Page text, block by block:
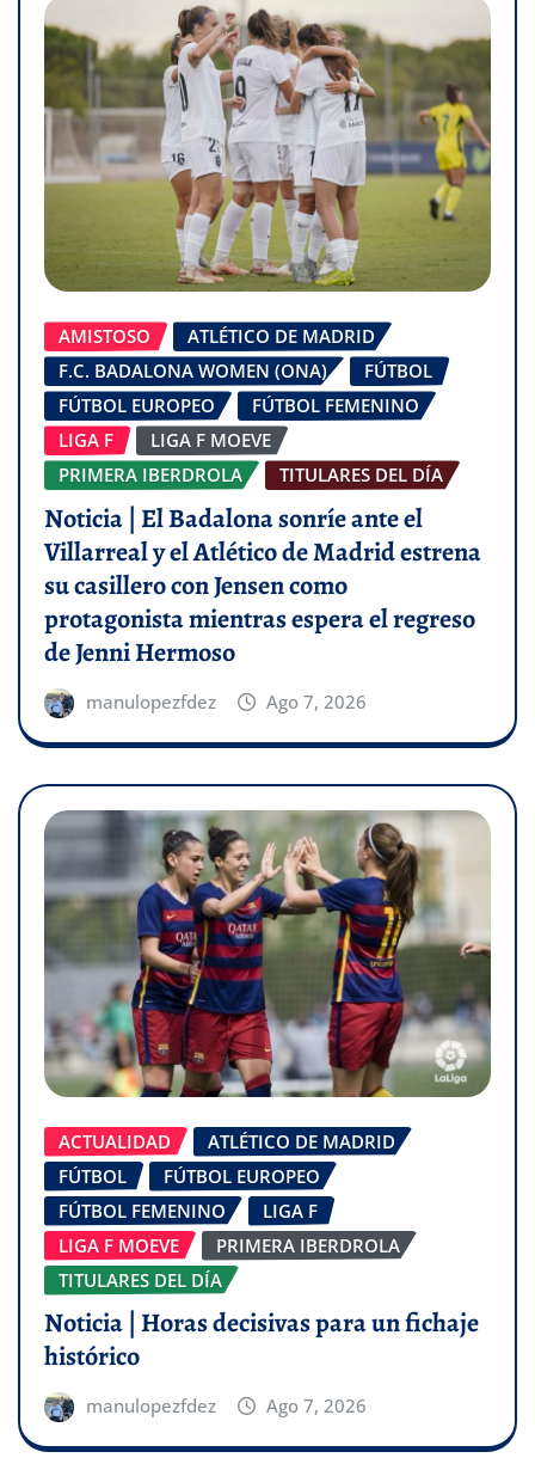
AMISTOSO
ATLÉTICO DE MADRID
F.C. BADALONA WOMEN (ONA)
FÚTBOL
FÚTBOL EUROPEO
FÚTBOL FEMENINO
LIGA F
LIGA F MOEVE
PRIMERA IBERDROLA
TITULARES DEL DÍA
Noticia | El Badalona sonríe ante el
Villarreal y el Atlético de Madrid estrena
su casillero con Jensen como
protagonista mientras espera el regreso
de Jenni Hermoso
manulopezfdez Ago 7, 2026
ACTUALIDAD
ATLÉTICO DE MADRID
FÚTBOL
FÚTBOL EUROPEO
FÚTBOL FEMENINO
LIGA F
LIGA F MOEVE
PRIMERA IBERDROLA
TITULARES DEL DÍA
Noticia | Horas decisivas para un fichaje
histórico
manulopezfdez Ago 7, 2026